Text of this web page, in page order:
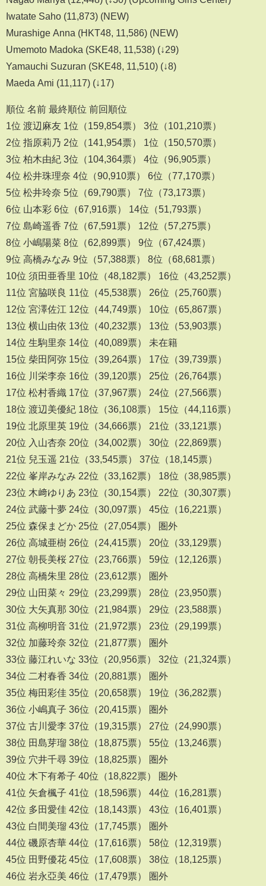
Iwatate Saho (11,873) (NEW)
Murashige Anna (HKT48, 11,586) (NEW)
Umemoto Madoka (SKE48, 11,538) (↓29)
Yamauchi Suzuran (SKE48, 11,510) (↓8)
Maeda Ami (11,117) (↓17)
順位 名前 最終順位 前回順位
1位 渡辺麻友 1位（159,854票） 3位（101,210票）
2位 指原莉乃 2位（141,954票） 1位（150,570票）
3位 柏木由紀 3位（104,364票） 4位（96,905票）
4位 松井珠理奈 4位（90,910票） 6位（77,170票）
5位 松井玲奈 5位（69,790票） 7位（73,173票）
6位 山本彩 6位（67,916票） 14位（51,793票）
7位 島崎遥香 7位（67,591票） 12位（57,275票）
8位 小嶋陽菜 8位（62,899票） 9位（67,424票）
9位 高橋みなみ 9位（57,388票） 8位（68,681票）
10位 須田亜香里 10位（48,182票） 16位（43,252票）
11位 宮脇咲良 11位（45,538票） 26位（25,760票）
12位 宮澤佐江 12位（44,749票） 10位（65,867票）
13位 横山由依 13位（40,232票） 13位（53,903票）
14位 生駒里奈 14位（40,089票） 未在籍
15位 柴田阿弥 15位（39,264票） 17位（39,739票）
16位 川栄李奈 16位（39,120票） 25位（26,764票）
17位 松村香織 17位（37,967票） 24位（27,566票）
18位 渡辺美優紀 18位（36,108票） 15位（44,116票）
19位 北原里英 19位（34,666票） 21位（33,121票）
20位 入山杏奈 20位（34,002票） 30位（22,869票）
21位 兒玉遥 21位（33,545票） 37位（18,145票）
22位 峯岸みなみ 22位（33,162票） 18位（38,985票）
23位 木﨑ゆりあ 23位（30,154票） 22位（30,307票）
24位 武藤十夢 24位（30,097票） 45位（16,221票）
25位 森保まどか 25位（27,054票） 圏外
26位 高城亜樹 26位（24,415票） 20位（33,129票）
27位 朝長美桜 27位（23,766票） 59位（12,126票）
28位 高橋朱里 28位（23,612票） 圏外
29位 山田菜々 29位（23,299票） 28位（23,950票）
30位 大矢真那 30位（21,984票） 29位（23,588票）
31位 高柳明音 31位（21,972票） 23位（29,199票）
32位 加藤玲奈 32位（21,877票） 圏外
33位 藤江れいな 33位（20,956票） 32位（21,324票）
34位 二村春香 34位（20,881票） 圏外
35位 梅田彩佳 35位（20,658票） 19位（36,282票）
36位 小嶋真子 36位（20,415票） 圏外
37位 古川愛李 37位（19,315票） 27位（24,990票）
38位 田島芽瑠 38位（18,875票） 55位（13,246票）
39位 穴井千尋 39位（18,825票） 圏外
40位 木下有希子 40位（18,822票） 圏外
41位 矢倉楓子 41位（18,596票） 44位（16,281票）
42位 多田愛佳 42位（18,143票） 43位（16,401票）
43位 白間美瑠 43位（17,745票） 圏外
44位 磯原杏華 44位（17,616票） 58位（12,319票）
45位 田野優花 45位（17,608票） 38位（18,125票）
46位 岩永亞美 46位（17,479票） 圏外